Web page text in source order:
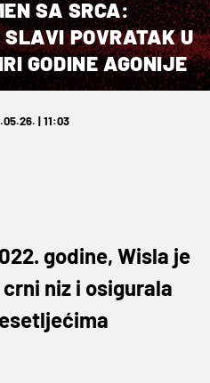
SA SRCA:
POVRATAK U
GODINE AGONIJE
| 11:03
godine, Wisla je
niz i osigurala